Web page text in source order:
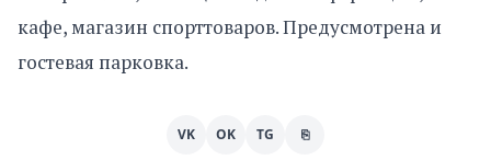
кафе, магазин спорттоваров. Предусмотрена и
гостевая парковка.
VK OK TG ⎘